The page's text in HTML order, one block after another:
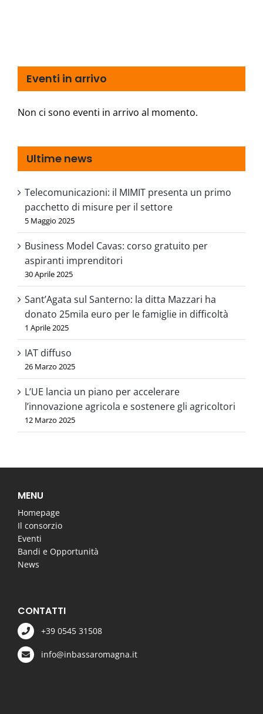
Eventi in arrivo
Non ci sono eventi in arrivo al momento.
Ultime news
Telecomunicazioni: il MIMIT presenta un primo
pacchetto di misure per il settore
5 Maggio 2025
Business Model Cavas: corso gratuito per
aspiranti imprenditori
30 Aprile 2025
Sant’Agata sul Santerno: la ditta Mazzari ha
donato 25mila euro per le famiglie in difficoltà
1 Aprile 2025
IAT diffuso
26 Marzo 2025
L’UE lancia un piano per accelerare
l’innovazione agricola e sostenere gli agricoltori
12 Marzo 2025
MENU
Homepage
Il consorzio
Eventi
Bandi e Opportunità
News
CONTATTI
+39 0545 31508
info@inbassaromagna.it